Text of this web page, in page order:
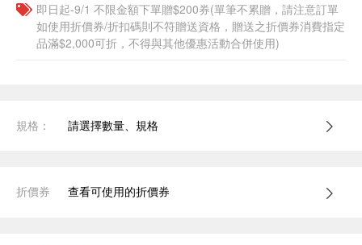
即日起-9/1 不限金額下單贈$200券(單筆不累贈，請注意訂單
如使用折價券/折扣碼則不符贈送資格，贈送之折價券消費指定
品滿$2,000可折，不得與其他優惠活動合併使用)
規格： 請選擇數量、規格
折價券 查看可使用的折價券